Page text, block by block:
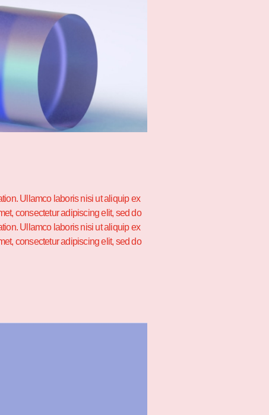
Ullamco laboris nisi ut aliquip ex
consectetur adipiscing elit, sed do
Ullamco laboris nisi ut aliquip ex
consectetur adipiscing elit, sed do